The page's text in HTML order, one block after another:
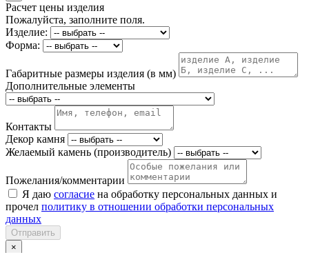
Расчет цены изделия
Пожалуйста, заполните поля.
Изделие:
Форма:
Габаритные размеры изделия (в мм)
Дополнительные элементы
Контакты
Декор камня
Желаемый камень (производитель)
Пожелания/комментарии
Я даю согласие на обработку персональных данных и
прочел политику в отношении обработки персональных
данных
Отправить
×